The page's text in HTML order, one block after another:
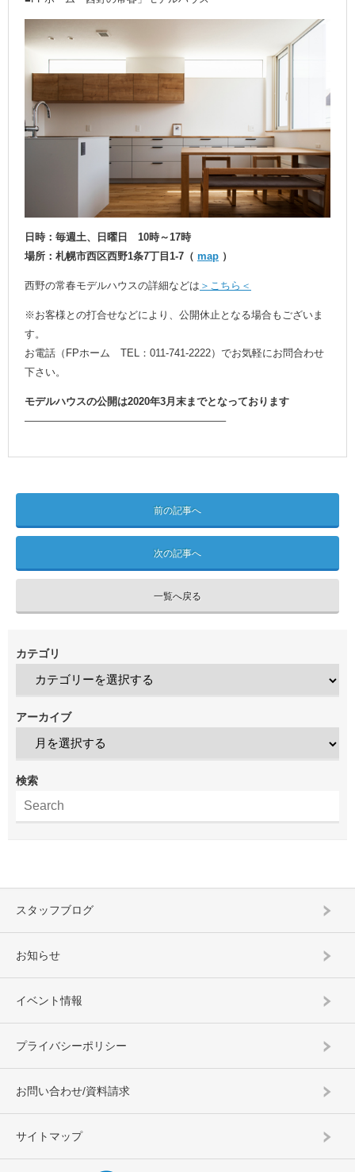
日時：毎週土、日曜日 10時～17時
場所：札幌市西区西野1条7丁目1-7（ map ）
西野の常春モデルハウスの詳細などは ＞こちら＜
※お客様との打合せなどにより、公開休止となる場合もございま
す。
お電話（FPホーム TEL：011-741-2222）でお気軽にお問合わせ
下さい。
モデルハウスの公開は2020年3月末までとなっております
———————————————————–
前の記事へ
次の記事へ
一覧へ戻る
カテゴリ
アーカイブ
検索
スタッフブログ
お知らせ
イベント情報
プライバシーポリシー
お問い合わせ/資料請求
サイトマップ